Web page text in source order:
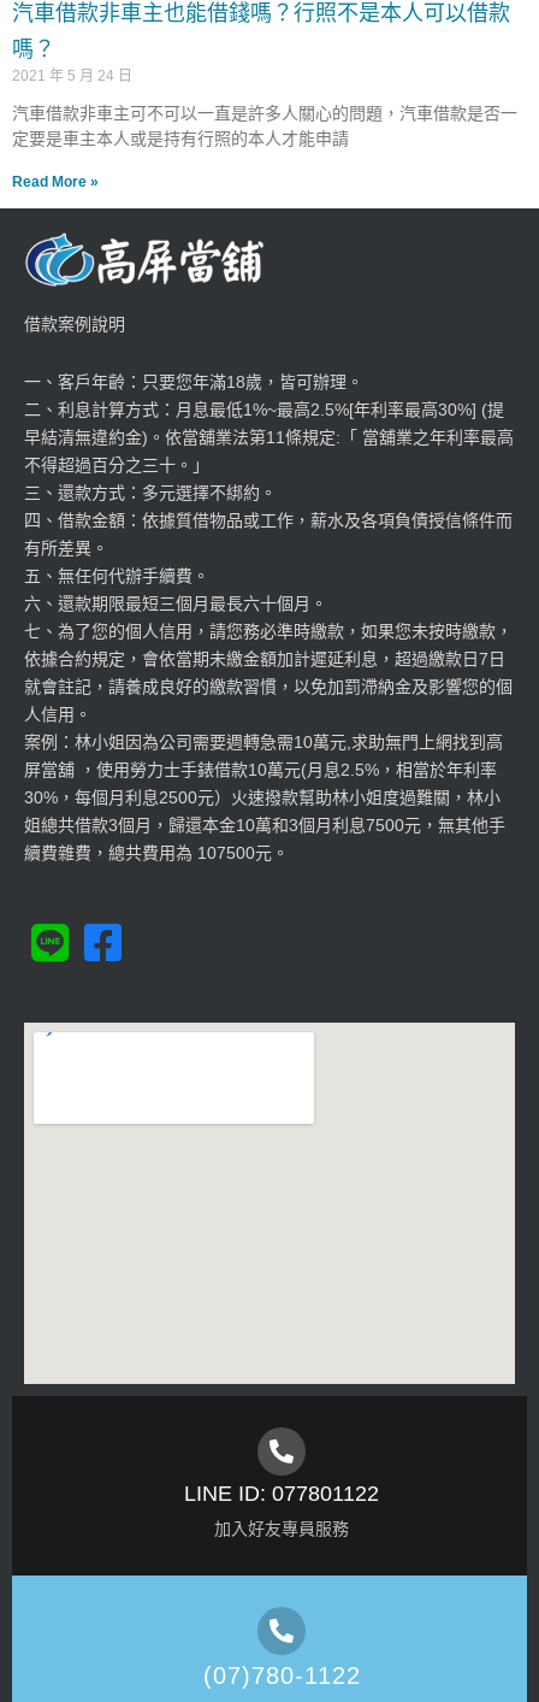
汽車借款非車主也能借錢嗎？行照不是本人可以借款
嗎？
2021 年 5 月 24 日
汽車借款非車主可不可以一直是許多人關心的問題，汽車借款是否一
定要是車主本人或是持有行照的本人才能申請
Read More »
借款案例說明
一、客戶年齡：只要您年滿18歲，皆可辦理。
二、利息計算方式：月息最低1%~最高2.5%[年利率最高30%] (提
早結清無違約金)。依當舖業法第11條規定:「 當舖業之年利率最高
不得超過百分之三十。」
三、還款方式：多元選擇不綁約。
四、借款金額：依據質借物品或工作，薪水及各項負債授信條件而
有所差異。
五、無任何代辦手續費。
六、還款期限最短三個月最長六十個月。
七、為了您的個人信用，請您務必準時繳款，如果您未按時繳款，
依據合約規定，會依當期未繳金額加計遲延利息，超過繳款日7日
就會註記，請養成良好的繳款習慣，以免加罰滯納金及影響您的個
人信用。
案例：林小姐因為公司需要週轉急需10萬元,求助無門上網找到高
屏當舖 ，使用勞力士手錶借款10萬元(月息2.5%，相當於年利率
30%，每個月利息2500元）火速撥款幫助林小姐度過難關，林小
姐總共借款3個月，歸還本金10萬和3個月利息7500元，無其他手
續費雜費，總共費用為 107500元。
LINE ID: 077801122
加入好友專員服務
(07)780-1122